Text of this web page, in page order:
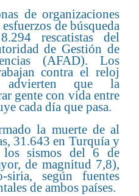
de organizaciones
de búsqueda
rescatistas del
de Gestión de
(AFAD). Los
contra el reloj
advierten que la
gente con vida entre
cada día que pasa.
la muerte de al
31.643 en Turquía y
sismos del 6 de
de magnitud 7,8),
según fuentes
de ambos países.